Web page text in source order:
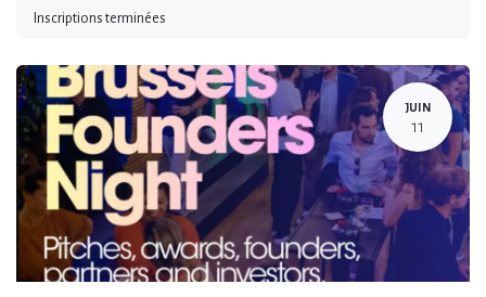
Inscriptions terminées
JUIN
11